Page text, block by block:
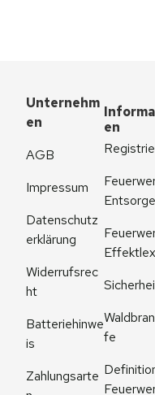
Unternehm
en
AGB
Impressum
Datenschutz
erklärung
Widerrufsrec
ht
Batteriehinwe
is
Zahlungsarte
en
fe